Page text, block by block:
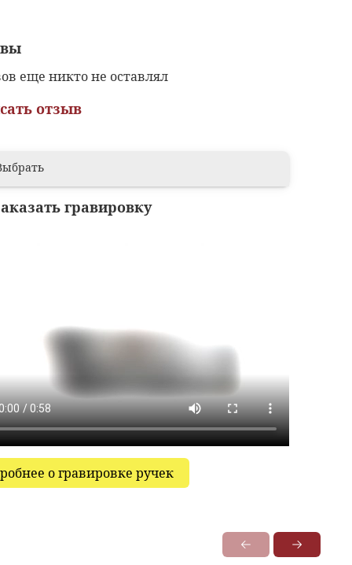
еще никто не оставлял
отзыв
гравировку
о гравировке ручек